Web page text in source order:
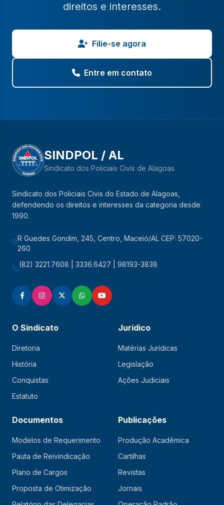
direitos e interesses.
Filie-se agora
Entre em contato
SINDPOL / AL
Sindicato dos Policiais Civis de Alagoas
Sindicato dos Policiais Civis do Estado de Alagoas,
defendendo os direitos e interesses da categoria desde
1990.
R Guedes Gondim, 245, Centro, Maceió/AL CEP: 57020-
260
(82) 3221.7608 | 3336.6427 | 98193-3838
O Sindicato
Diretoria
História
Conquistas
Estatuto
Jurídico
Matérias Jurídicas
Legislação
Ações Judiciais
Documentos
Modelos de Requerimento
Pauta de Reivindicação
Plano de Cargos
Proposta de Otimização
Publicações
Produção Acadêmica
Cartilhas
Revistas
Jornais